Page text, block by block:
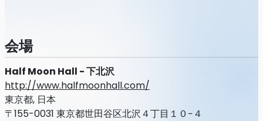
会場
Half Moon Hall - 下北沢
http://www.halfmoonhall.com/
東京都, 日本
〒155-0031 東京都世田谷区北沢４丁目１０−４